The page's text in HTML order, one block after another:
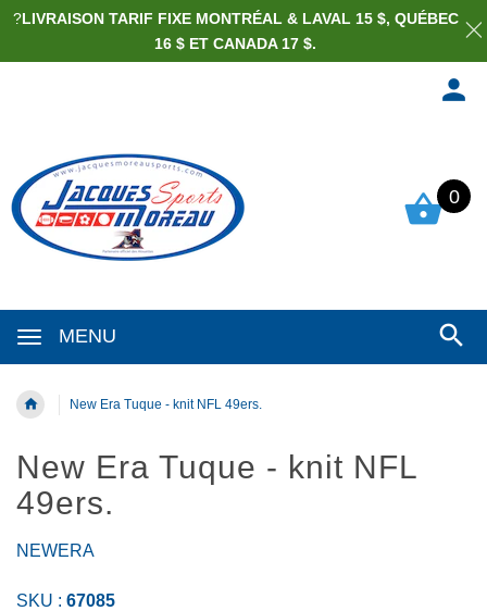
MENU
0
New Era Tuque - knit NFL 49ers.
New Era Tuque - knit NFL
49ers.
NEWERA
SKU : 67085
?LIVRAISON TARIF FIXE MONTRÉAL & LAVAL 15 $, QUÉBEC
16 $ ET CANADA 17 $.